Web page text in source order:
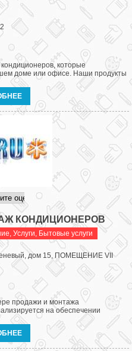
которые
доме или офисе. Наши продукты
КОНДИЦИОНЕРОВ
, Услуги, Бытовые услуги
дом 15, ПОМЕЩЕНИЕ VII
продажи и монтажа
на обеспечении